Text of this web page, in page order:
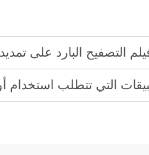
التصفيح البارد على تمديد عمر الرسومات
التي تتطلب استخدام أوراق عاكسة للإعلانات